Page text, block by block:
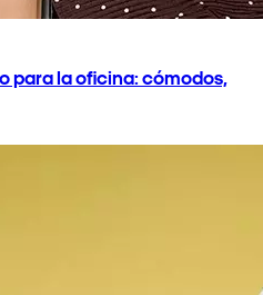
para la oficina: cómodos,